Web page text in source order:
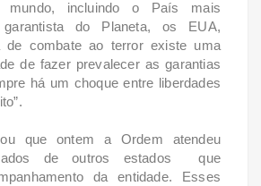
incluindo o País mais
do Planeta, os EUA,
de combate ao terror existe uma
de fazer prevalecer as garantias
há um choque entre liberdades
que ontem a Ordem atendeu
de outros estados que
da entidade. Esses